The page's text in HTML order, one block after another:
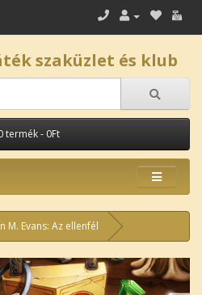
szaküzlet és klub
termék - 0Ft
M. Evans: Az ellenfél